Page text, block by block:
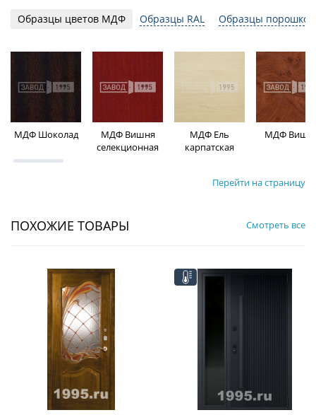
Образцы цветов МДФ Образцы RAL Образцы
МДФ Шоколад
МДФ Вишня
селекционная
МДФ Ель
карпатская
МДФ
Перейти на страницу
ПОХОЖИЕ ТОВАРЫ Смотреть все